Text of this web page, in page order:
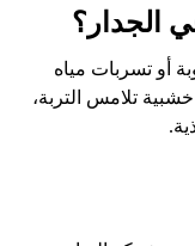
الجدار؟
أو تسربات مياه
تلامس التربة،